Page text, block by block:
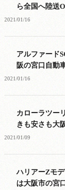
ら全国へ陸送
2021/01/16
アルファード
阪の宮口自動
2021/01/16
カローラツー
きも安さも大
2021/01/09
ハリアーZモ
は大阪市の宮